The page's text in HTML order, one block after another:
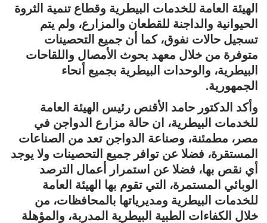
الهيئة العامة للخدمات البيطرية وقطاع تنمية الثروة
الحيوانية والداجنة للقطعان والمزارع، ولم يتم
تسجيل حالات نفوق، كما أن جميع التحصينات
متوفرة من خلال معهد بحوث الأمصال واللقاحات
البيطرية، والوحدات البيطرية بجميع أنحاء
الجمهورية.
وأكد الدكتور حامد الأقنص رئيس الهيئة العامة
للخدمات البيطرية، ان حالة مزارع الدواجن في
مصر، مطمئنة، وصناعة الدواجن تعد من الصناعات
المستقرة، فضلا عن توافر جميع التحصينات ولا يوجد
أي نقص بها، فضلا عن استمرار أعمال الترصد
الوبائي المستمرة، التي تقوم بها الهيئة العامة
للخدمات البيطرية ومديرياتها بالمحافظات، من
خلال الكفاءات الطبية البيطرية المدربة، والمؤهلة